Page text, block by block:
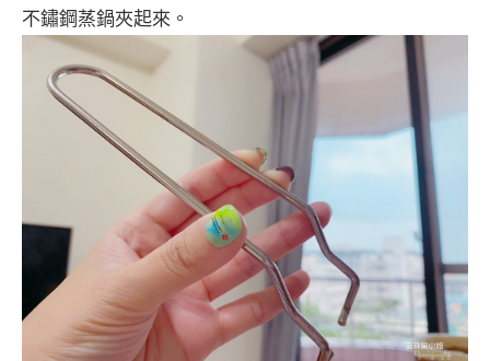
不鏽鋼蒸鍋夾起來。